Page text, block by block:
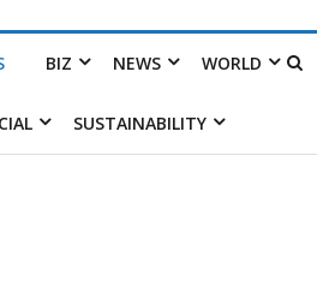
BIZ NEWS WORLD
SUSTAINABILITY